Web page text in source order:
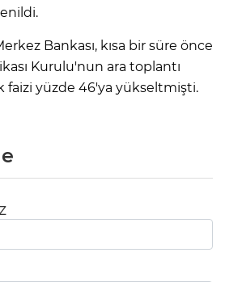
Bankası, kısa bir süre önce
Kurulu'nun ara toplantı
faizi yüzde 46'ya yükseltmişti.